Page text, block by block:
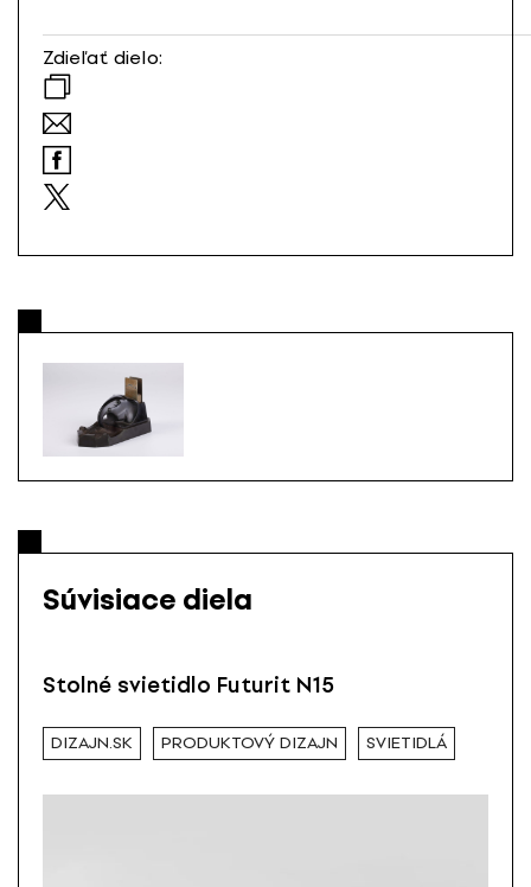
Zdieľať dielo:
Súvisiace diela
Stolné svietidlo Futurit N15
DIZAJN.SK PRODUKTOVÝ DIZAJN SVIETIDLÁ